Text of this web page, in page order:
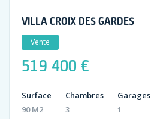
VILLA CROIX DES GARDES
Vente
519 400 €
Surface
90 M2
Chambres
3
Garages
1